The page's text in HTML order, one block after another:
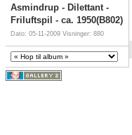
Asmindrup - Dilettant -
Friluftspil - ca. 1950(B802)
Dato: 05-11-2009 Visninger: 880